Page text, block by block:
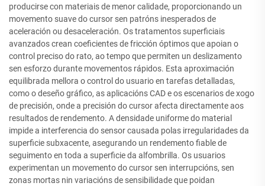
producirse con materiais de menor calidade, proporcionando un
movemento suave do cursor sen patróns inesperados de
aceleración ou desaceleración. Os tratamentos superficiais
avanzados crean coeficientes de fricción óptimos que apoian o
control preciso do rato, ao tempo que permiten un deslizamento
sen esforzo durante movementos rápidos. Esta aproximación
equilibrada mellora o control do usuario en tarefas detalladas,
como o deseño gráfico, as aplicacións CAD e os escenarios de xogo
de precisión, onde a precisión do cursor afecta directamente aos
resultados de rendemento. A densidade uniforme do material
impide a interferencia do sensor causada polas irregularidades da
superficie subxacente, asegurando un rendemento fiable de
seguimento en toda a superficie da alfombrilla. Os usuarios
experimentan un movemento do cursor sen interrupcións, sen
zonas mortas nin variacións de sensibilidade que poidan